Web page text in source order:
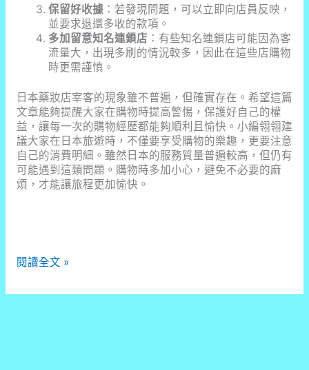
保留好收據 ：若發現問題，可以立即向店員反映，
並要求退還多收的款項。
多加留意知名連鎖店 ：有些知名連鎖店可能因為客
流量大，出現多刷的情況較多，因此在這些店購物
時更需謹慎。
日本藥妝店宰客的現象雖不普遍，但確實存在。希望這篇
文章能夠提醒大家在購物時提高警惕，保護好自己的權
益，讓每一次的購物經歷都能夠順利且愉快。小編翎翎建
議大家在日本旅遊時，不僅要享受購物的樂趣，更要注意
自己的消費明細。雖然日本的服務質量普遍較高，但仍有
可能遇到這類問題。購物時多加小心，避免不必要的麻
煩，才能讓旅程更加愉快。
日
閱讀全文 »